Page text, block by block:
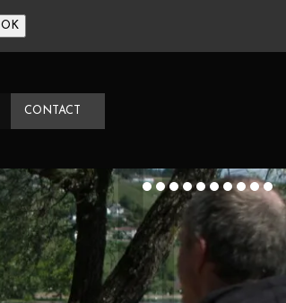
OK
CONTACT